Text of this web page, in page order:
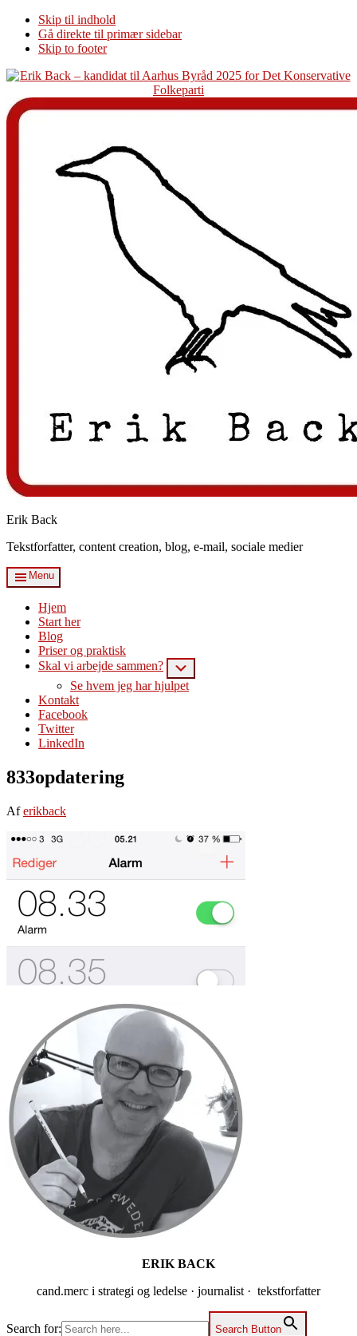
Skip til indhold
Gå direkte til primær sidebar
Skip to footer
Additional
menu
Erik Back
Tekstforfatter, content creation, blog, e-mail, sociale medier
Menu
Hjem
Start her
Blog
Priser og praktisk
Skal vi arbejde sammen?
Se hvem jeg har hjulpet
Kontakt
Facebook
Twitter
LinkedIn
833opdatering
Aferikback
Sidebar
ERIK BACK
cand.merc i strategi og ledelse · journalist · tekstforfatter
Search for: Search Button